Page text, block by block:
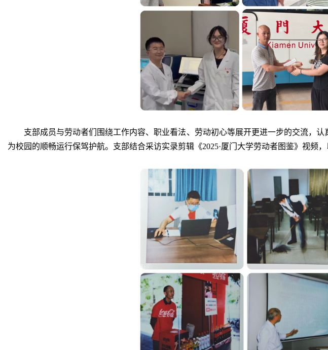
支部成员与劳动者们围绕工作内容、职业看法、劳动初心等展开更进一步的交流，
为校园的顺畅运行保驾护航。支部结合采访实录剪辑《2025·厦门大学劳动者图鉴》视频